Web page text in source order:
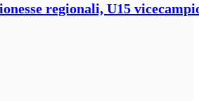
regionali, U15